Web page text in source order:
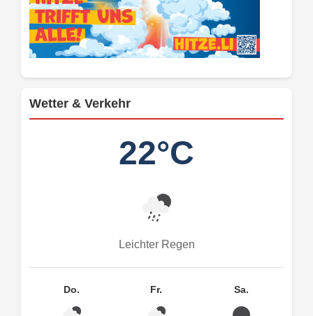
Wetter & Verkehr
22°C
Leichter Regen
Do. Fr. Sa.